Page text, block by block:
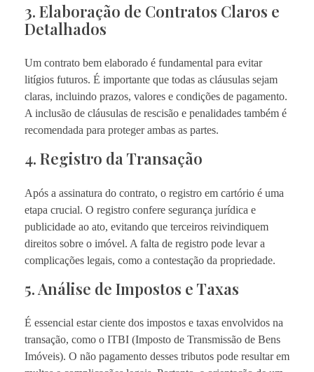
3. Elaboração de Contratos Claros e
Detalhados
Um contrato bem elaborado é fundamental para evitar
litígios futuros. É importante que todas as cláusulas sejam
claras, incluindo prazos, valores e condições de pagamento.
A inclusão de cláusulas de rescisão e penalidades também é
recomendada para proteger ambas as partes.
4. Registro da Transação
Após a assinatura do contrato, o registro em cartório é uma
etapa crucial. O registro confere segurança jurídica e
publicidade ao ato, evitando que terceiros reivindiquem
direitos sobre o imóvel. A falta de registro pode levar a
complicações legais, como a contestação da propriedade.
5. Análise de Impostos e Taxas
É essencial estar ciente dos impostos e taxas envolvidos na
transação, como o ITBI (Imposto de Transmissão de Bens
Imóveis). O não pagamento desses tributos pode resultar em